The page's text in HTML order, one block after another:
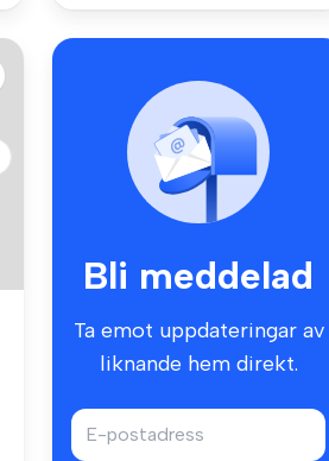
Bli meddelad
Ta emot uppdateringar av
liknande hem direkt.